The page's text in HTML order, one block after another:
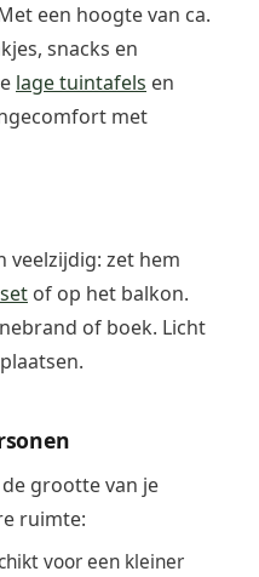
een hoogte van ca.
snacks en
lage tuintafels en
met
veelzijdig: zet hem
of op het balkon.
of boek. Licht
grootte van je
ruimte:
voor een kleiner